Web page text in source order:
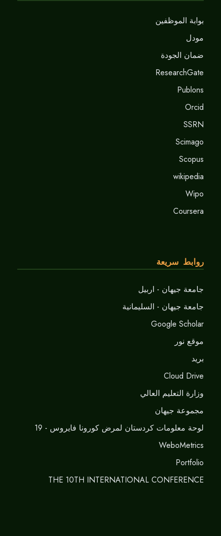
بوابة الموظفين
مودل
ضمان الجودة
ResearchGate
Publons
Orcid
SSRN
Scimago
Scopus
wikipedia
Wipo
Coursera
روابط سريعة
جامعة جيهان - اربيل
جامعة جيهان - السليمانية
Google Scholar
موقع نور
برید
Cloud Drive
وزارة التعليم العالي
مجموعة جيهان
لوحة معلومات كردستان لمرض كورونا فايروس - 19
WeboMetrics
Portfolio
THE 10TH INTERNATIONAL CONFERENCE